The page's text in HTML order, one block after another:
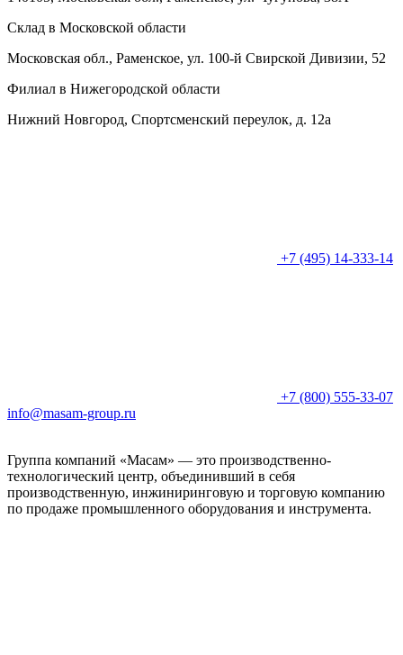
Склад в Московской области
Московская обл., Раменское, ул. 100-й Свирской Дивизии, 52
Филиал в Нижегородской области
Нижний Новгород, Спортсменский переулок, д. 12а
+7 (495) 14-333-14
+7 (800) 555-33-07
info@masam-group.ru
Группа компаний «Масам» — это производственно-
технологический центр, объединивший в себя
производственную, инжиниринговую и торговую компанию
по продаже промышленного оборудования и инструмента.